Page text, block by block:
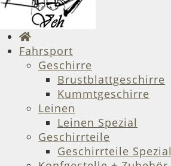
Fahrsport
Geschirre
Brustblattgeschirre
Kummtgeschirre
Leinen
Leinen Spezial
Geschirrteile
Geschirrteile Spezial